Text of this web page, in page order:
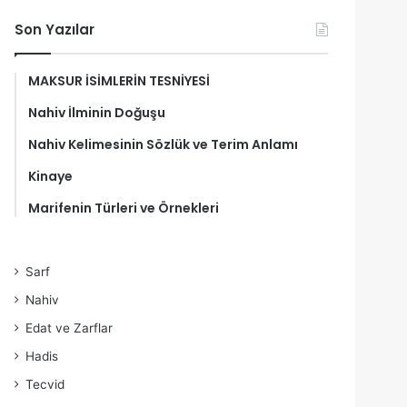
Son Yazılar
MAKSUR İSİMLERİN TESNİYESİ
Nahiv İlminin Doğuşu
Nahiv Kelimesinin Sözlük ve Terim Anlamı
Kinaye
Marifenin Türleri ve Örnekleri
Sarf
Nahiv
Edat ve Zarflar
Hadis
Tecvid